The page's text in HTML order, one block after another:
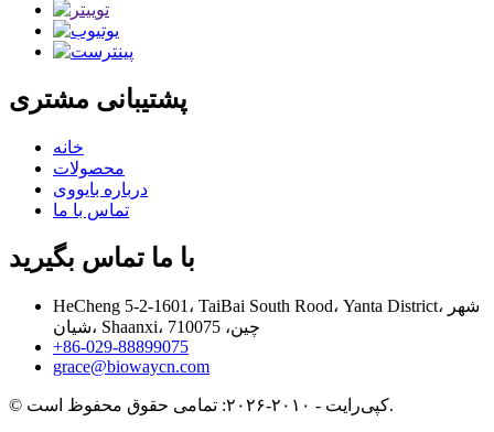
پشتیبانی مشتری
خانه
محصولات
درباره بایووی
تماس با ما
با ما تماس بگیرید
HeCheng 5-2-1601، TaiBai South Rood، Yanta District، شهر
شیان، Shaanxi، چین، 710075
‎+86-029-88899075‎
grace@biowaycn.com
© کپی‌رایت - ۲۰۱۰-۲۰۲۶: تمامی حقوق محفوظ است.